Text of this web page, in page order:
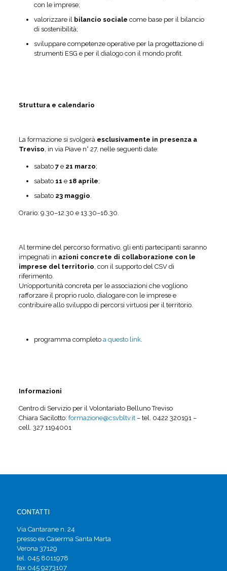
con le imprese;
valorizzare il bilancio sociale come base per il bilancio
di sostenibilità;
sviluppare competenze operative per la progettazione di
strumenti ESG e per il dialogo con il mondo profit.
Struttura e calendario
La formazione si svolgerà esclusivamente in presenza a
Treviso, in via Piave n° 27, nelle seguenti date:
sabato 7 e21 marzo;
sabato 11 e18 aprile;
sabato 23 maggio.
Orario: 9.30–12.30 e 13.30–16.30.
Al termine del percorso formativo, gli enti partecipanti saranno
impegnati in azioni concrete di collaborazione con le
imprese del territorio, con il supporto del CSV di
riferimento.
Un’opportunità concreta per le associazioni che vogliono
rafforzare il proprio ruolo, dialogare con le imprese e
contribuire allo sviluppo di percorsi virtuosi per il territorio.
programma completo a questo link.
Informazioni
Centro di Servizio per il Volontariato Belluno Treviso
Chiara Sacilotto: formazione@csvbltv.it– tel. 0422 320191 –
cell. 327 1194001
CONTATTI
Via Cantarane n. 24
presso ex Caserma Santa Marta
Verona 37129
tel. 045 8011978
fax 045 9273107